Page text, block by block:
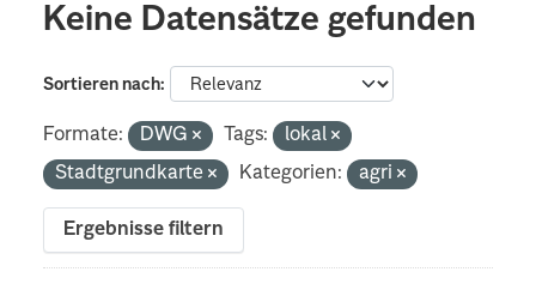
Keine Datensätze gefunden
Sortieren nach
Formate: DWG Tags:
lokal
Stadtgrundkarte
Kategorien: agri
Ergebnisse filtern